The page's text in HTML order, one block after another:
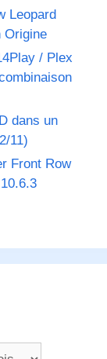
Leopard
Origine
/ Plex
dans un
11)
Front Row